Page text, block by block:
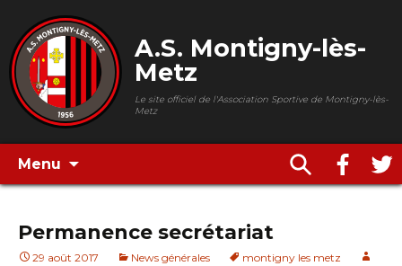
A.S. Montigny-lès-
Metz
Le site officiel de l'Association Sportive de Montigny-lès-
Metz
Menu
Permanence secrétariat
29 août 2017 News générales
montigny les metz